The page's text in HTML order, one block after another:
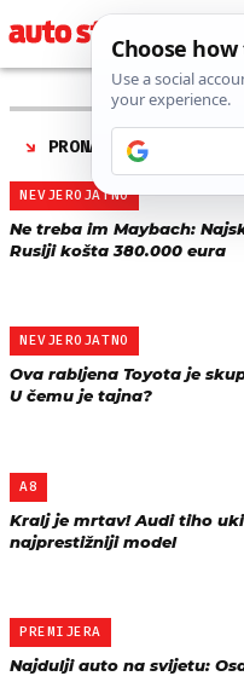
PRONAĐENO 34
NEVJEROJATNO
Ne treba im Maybach:
Rusiji košta 380.000 eura
NEVJEROJATNO
Ova rabljena Toyota je
U čemu je tajna?
A8
Kralj je mrtav! Audi tiho
najprestižniji model
PREMIJERA
Najdulji auto na svijetu: